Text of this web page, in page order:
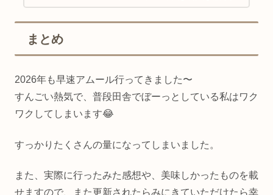
まとめ
2026年も早速アムール行ってきました〜
すんごい熱気で、普段田舎でぼーっとしている私はワク
ワクしてしまいます😂
すっかりたくさんの量になってしまいました。
また、実際に行ったみた感想や、美味しかったものを載
せますので、また更新されたらみにきていただけたら幸